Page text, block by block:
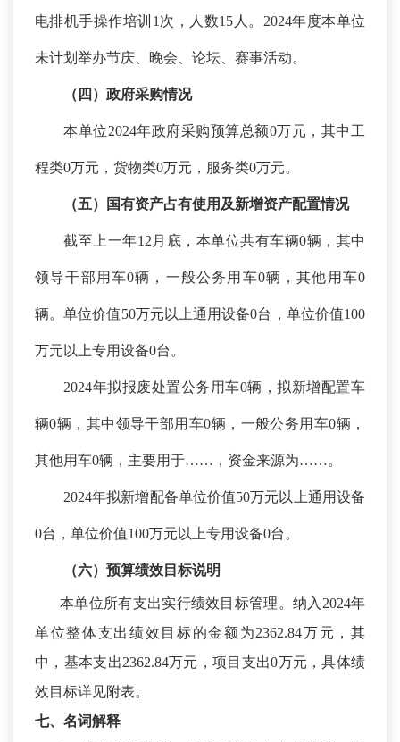
电排机手操作培训1次，人数15人。2024年度本单位
未计划举办节庆、晚会、论坛、赛事活动。
（四）政府采购情况
本单位2024年政府采购预算总额0万元，其中工
程类0万元，货物类0万元，服务类0万元。
（五）国有资产占有使用及新增资产配置情况
截至上一年12月底，本单位共有车辆0辆，其中
领导干部用车0辆，一般公务用车0辆，其他用车0
辆。单位价值50万元以上通用设备0台，单位价值100
万元以上专用设备0台。
2024年拟报废处置公务用车0辆，拟新增配置车
辆0辆，其中领导干部用车0辆，一般公务用车0辆，
其他用车0辆，主要用于……，资金来源为……。
2024年拟新增配备单位价值50万元以上通用设备
0台，单位价值100万元以上专用设备0台。
（六）预算绩效 目标说明
本单位所有支出实行绩效目标管理。纳入 2024年
单位整体支出绩效目标的金额为2362.84万元，其
中，基本支出2362.84万元，项目支出0万元，具体绩
效目标详见附表。
七、名词解释